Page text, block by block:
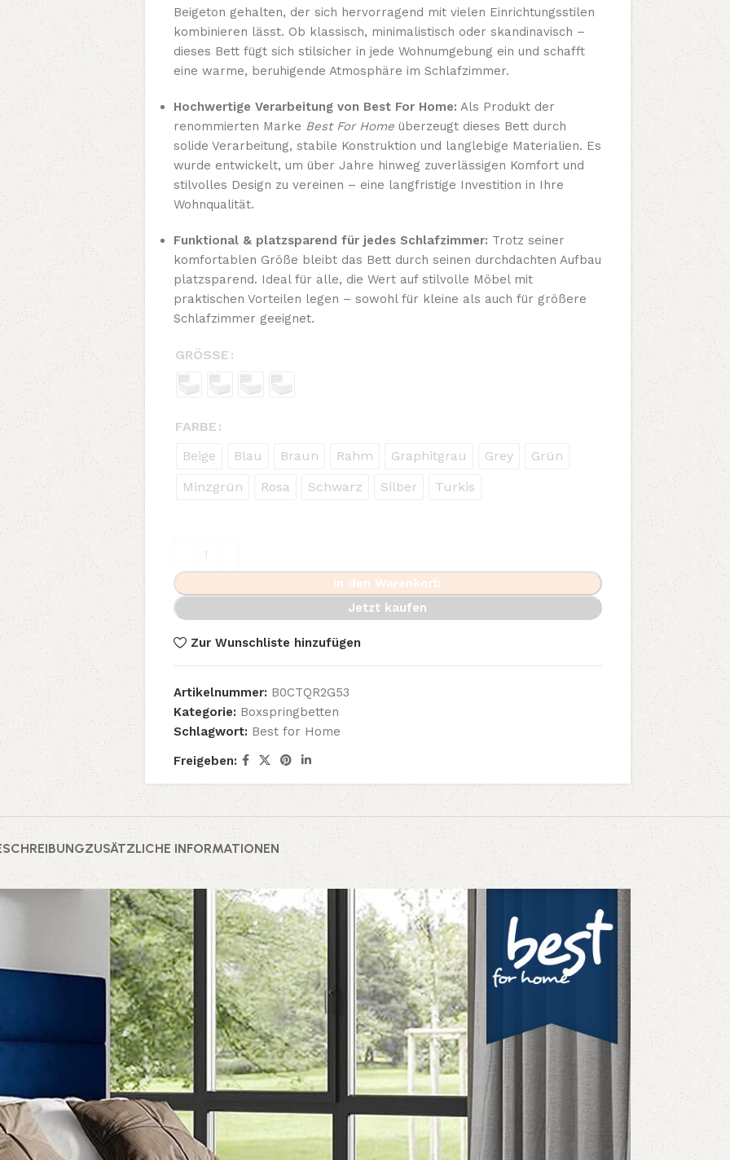
Beigeton gehalten, der sich hervorragend mit vielen Einrichtungsstilen
kombinieren lässt. Ob klassisch, minimalistisch oder skandinavisch –
dieses Bett fügt sich stilsicher in jede Wohnumgebung ein und schafft
eine warme, beruhigende Atmosphäre im Schlafzimmer.
Hochwertige Verarbeitung von Best For Home: Als Produkt der
renommierten Marke Best For Homeüberzeugt dieses Bett durch
solide Verarbeitung, stabile Konstruktion und langlebige Materialien. Es
wurde entwickelt, um über Jahre hinweg zuverlässigen Komfort und
stilvolles Design zu vereinen – eine langfristige Investition in Ihre
Wohnqualität.
Funktional & platzsparend für jedes Schlafzimmer: Trotz seiner
komfortablen Größe bleibt das Bett durch seinen durchdachten Aufbau
platzsparend. Ideal für alle, die Wert auf stilvolle Möbel mit
praktischen Vorteilen legen – sowohl für kleine als auch für größere
Schlafzimmer geeignet.
GRÖSSE
FARBE
Beige
Blau Braun Rahm Graphitgrau Grey
Grün
Minzgrün
Rosa Schwarz Silber Turkis
In den Warenkorb
Jetzt kaufen
Zur Wunschliste hinzufügen
Artikelnummer: B0CTQR2G53
Kategorie: Boxspringbetten
Schlagwort: Best for Home
Freigeben:
ZUSÄTZLICHE INFORMATIONEN